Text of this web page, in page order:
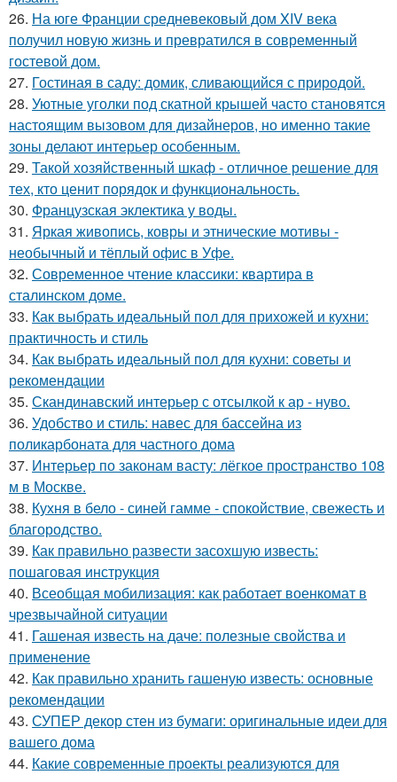
26. На юге Франции средневековый дом XIV века
получил новую жизнь и превратился в современный
гостевой дом.
27. Гостиная в саду: домик, сливающийся с природой.
28. Уютные уголки под скатной крышей часто становятся
настоящим вызовом для дизайнеров, но именно такие
зоны делают интерьер особенным.
29. Такой хозяйственный шкаф - отличное решение для
тех, кто ценит порядок и функциональность.
30. Французская эклектика у воды.
31. Яркая живопись, ковры и этнические мотивы -
необычный и тёплый офис в Уфе.
32. Современное чтение классики: квартира в
сталинском доме.
33. Как выбрать идеальный пол для прихожей и кухни:
практичность и стиль
34. Как выбрать идеальный пол для кухни: советы и
рекомендации
35. Скандинавский интерьер с отсылкой к ар - нуво.
36. Удобство и стиль: навес для бассейна из
поликарбоната для частного дома
37. Интерьер по законам васту: лёгкое пространство 108
м в Москве.
38. Кухня в бело - синей гамме - спокойствие, свежесть и
благородство.
39. Как правильно развести засохшую известь:
пошаговая инструкция
40. Всеобщая мобилизация: как работает военкомат в
чрезвычайной ситуации
41. Гашеная известь на даче: полезные свойства и
применение
42. Как правильно хранить гашеную известь: основные
рекомендации
43. СУПЕР декор стен из бумаги: оригинальные идеи для
вашего дома
44. Какие современные проекты реализуются для